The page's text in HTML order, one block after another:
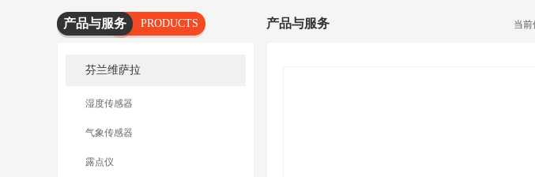
产品与服务
PRODUCTS
芬兰维萨拉
湿度传感器
气象传感器
露点仪
产品与服务 当前